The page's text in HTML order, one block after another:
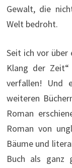
Gewalt, die
Welt bedroht.
Seit ich vor über
Klang der
verfallen! Und
weiteren
Roman
Roman von
Bäume und
Buch als ganz